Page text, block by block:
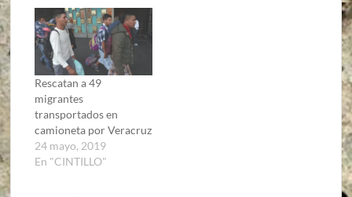
Rescatan a 49
migrantes
transportados en
camioneta por Veracruz
24 mayo, 2019
En "CINTILLO"